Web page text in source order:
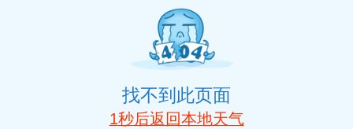
找不到此页面
1秒后返回本地天气